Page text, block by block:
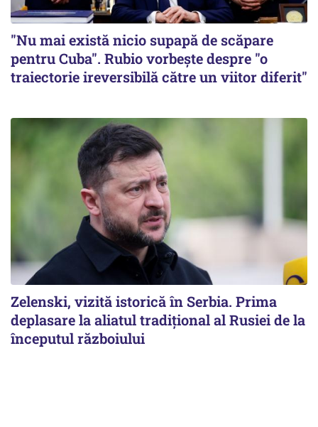
"Nu mai există nicio supapă de scăpare
pentru Cuba". Rubio vorbește despre "o
traiectorie ireversibilă către un viitor diferit"
Zelenski, vizită istorică în Serbia. Prima
deplasare la aliatul tradițional al Rusiei de la
începutul războiului